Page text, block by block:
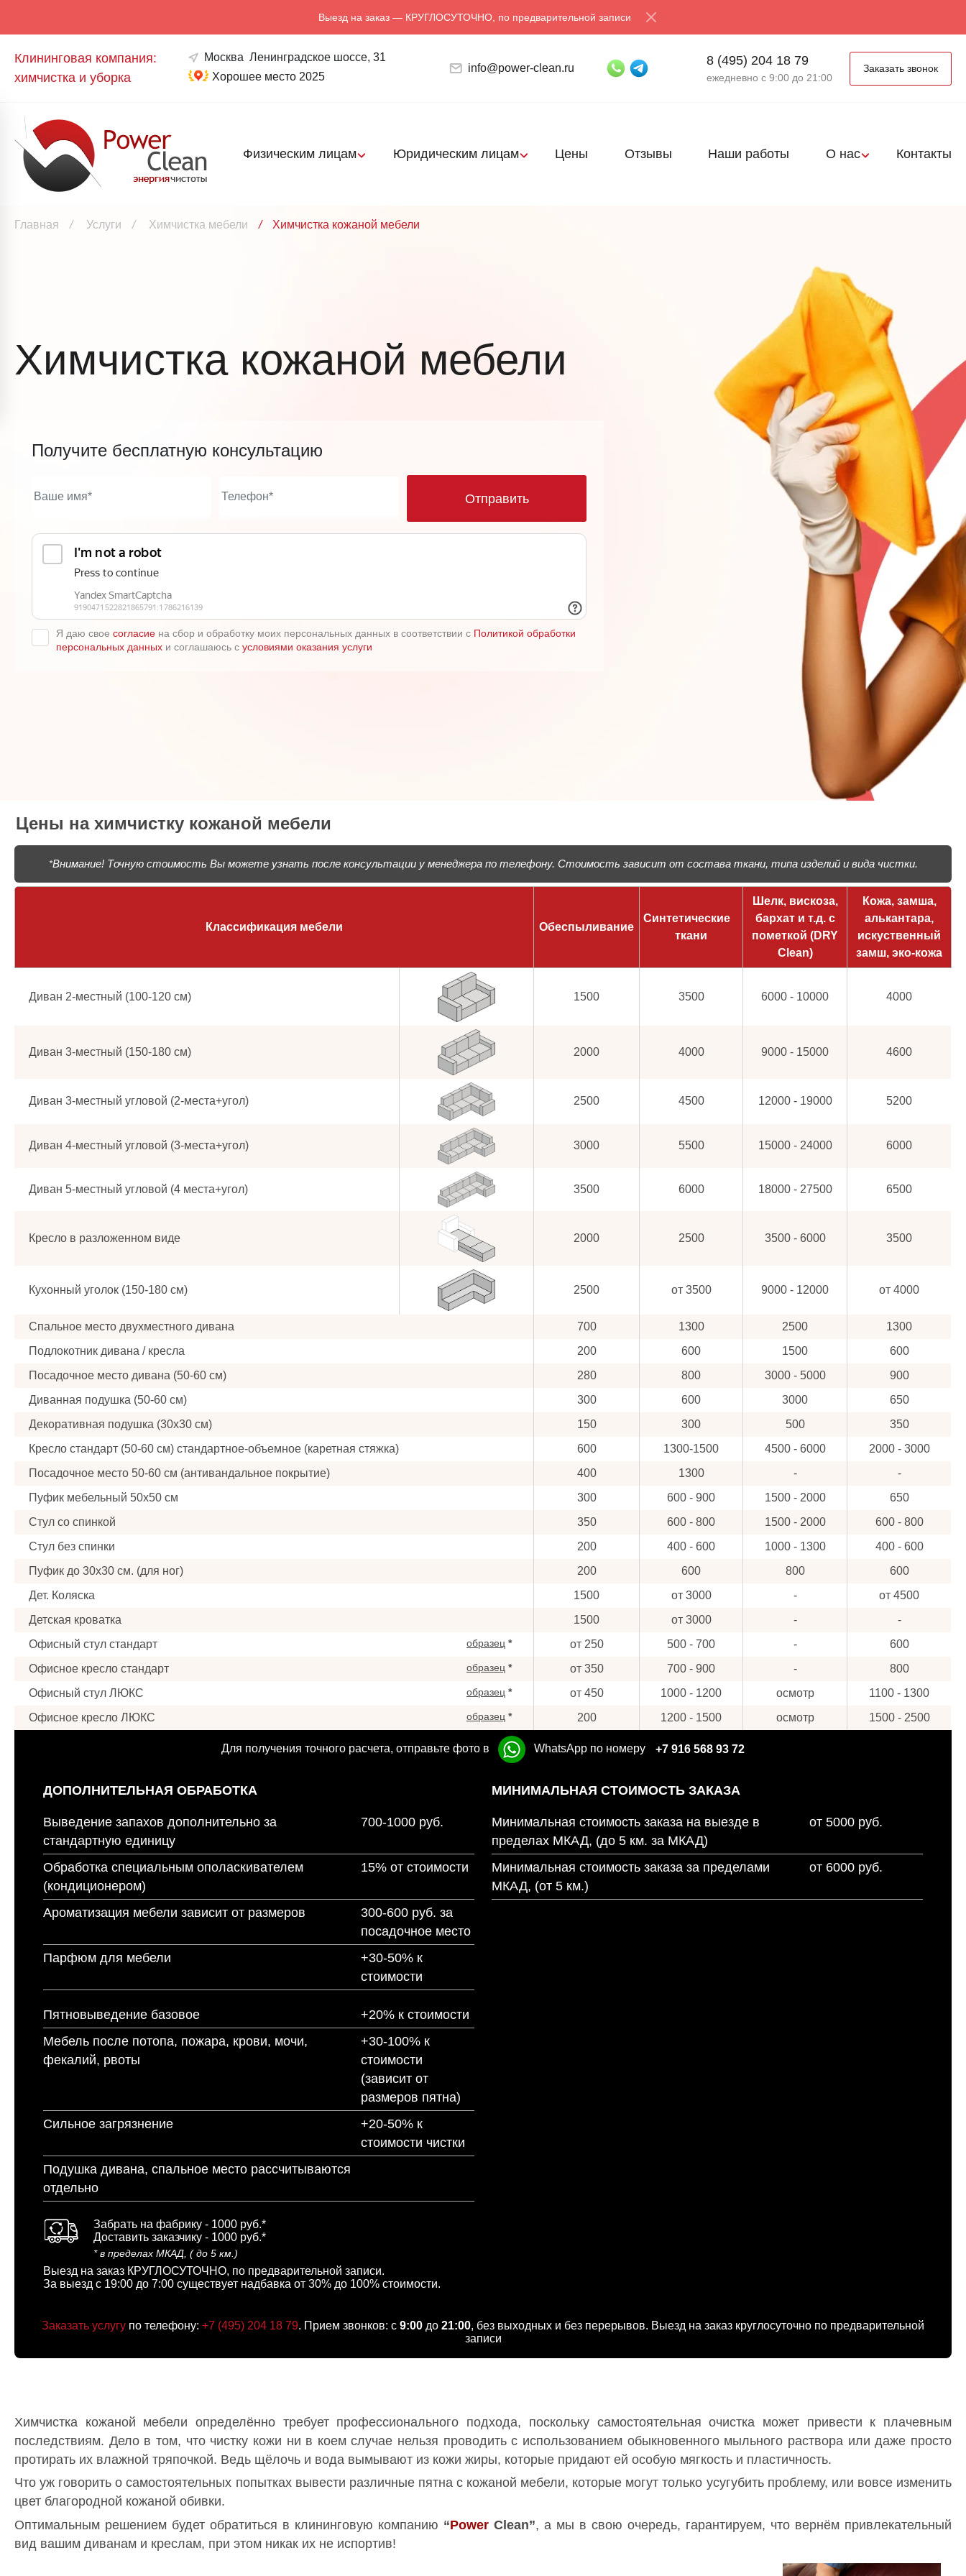
Выезд на заказ — КРУГЛОСУТОЧНО, по предварительной записи
Клининговая компания:
химчистка и уборка
Москва Ленинградское шоссе, 31
Хорошее место 2025
info@power-clean.ru
8 (495) 204 18 79
ежедневно с 9:00 до 21:00
Заказать звонок
Физическим лицам Юридическим лицам Цены Отзывы Наши работы О нас Контакты
Главная / Услуги / Химчистка мебели / Химчистка кожаной мебели
Химчистка кожаной мебели
Получите бесплатную консультацию
Отправить
Я даю свое согласие на сбор и обработку моих персональных данных в соответствии с Политикой обработки
персональных данных и соглашаюсь с условиями оказания услуги
Цены на химчистку кожаной мебели
*Внимание! Точную стоимость Вы можете узнать после консультации у менеджера по телефону. Стоимость зависит от состава ткани, типа изделий и вида чистки.
Классификация мебели Обеспыливание
Синтетические
ткани
Шелк, вискоза,
бархат и т.д. с
пометкой (DRY
Clean)
Кожа, замша,
алькантара,
искуственный
замш, эко-кожа
Диван 2-местный (100-120 см) 1500 3500 6000 - 10000 4000
Диван 3-местный (150-180 см) 2000 4000 9000 - 15000 4600
Диван 3-местный угловой (2-места+угол) 2500 4500 12000 - 19000 5200
Диван 4-местный угловой (3-места+угол) 3000 5500 15000 - 24000 6000
Диван 5-местный угловой (4 места+угол) 3500 6000 18000 - 27500 6500
Кресло в разложенном виде 2000 2500 3500 - 6000 3500
Кухонный уголок (150-180 см) 2500 от 3500 9000 - 12000 от 4000
Спальное место двухместного дивана 700 1300 2500
1300
Подлокотник дивана / кресла
200 600 1500
600
Посадочное место дивана (50-60 см)
280 800 3000 - 5000
900
Диванная подушка (50-60 см)
300 600 3000
650
Декоративная подушка (30x30 см)
150 300 500
350
Кресло стандарт (50-60 см) стандартное-объемное (каретная стяжка)
600 1300-1500 4500 - 6000
2000 - 3000
Посадочное место 50-60 см (антивандальное покрытие)
400 1300 -
-
Пуфик мебельный 50x50 см
300 600 - 900 1500 - 2000
650
Стул со спинкой
350 600 - 800 1500 - 2000
600 - 800
Стул без спинки
200 400 - 600 1000 - 1300
400 - 600
Пуфик до 30x30 см. (для ног)
200 600 800
600
Дет. Коляска
1500 от 3000 -
от 4500
Детская кроватка
1500 от 3000 -
-
Офисный стул стандарт
образец * от 250 500 - 700 -
600
Офисное кресло стандарт
образец * от 350 700 - 900 -
800
Офисный стул ЛЮКС
образец * от 450 1000 - 1200 осмотр
1100 - 1300
Офисное кресло ЛЮКС
образец * 200 1200 - 1500 осмотр 1500 - 2500
Для получения точного расчета, отправьте фото в WhatsApp по номеру +7 916 568 93 72
ДОПОЛНИТЕЛЬНАЯ ОБРАБОТКА
Выведение запахов дополнительно за
стандартную единицу
700-1000 руб.
Обработка специальным ополаскивателем
(кондиционером)
15% от стоимости
Ароматизация мебели зависит от размеров
300-600 руб. за
посадочное место
Парфюм для мебели
+30-50% к
стоимости
Пятновыведение базовое
+20% к стоимости
Мебель после потопа, пожара, крови, мочи,
фекалий, рвоты
+30-100% к
стоимости
(зависит от
размеров пятна)
Сильное загрязнение
+20-50% к
стоимости чистки
Подушка дивана, спальное место рассчитываются
отдельно
МИНИМАЛЬНАЯ СТОИМОСТЬ ЗАКАЗА
Минимальная стоимость заказа на выезде в
пределах МКАД, (до 5 км. за МКАД)
от 5000 руб.
Минимальная стоимость заказа за пределами
МКАД, (от 5 км.)
от 6000 руб.
Забрать на фабрику - 1000 руб.*
Доставить заказчику - 1000 руб.*
* в пределах МКАД, ( до 5 км.)
Выезд на заказ КРУГЛОСУТОЧНО, по предварительной записи.
За выезд с 19:00 до 7:00 существует надбавка от 30% до 100% стоимости.
Заказать услугу по телефону: +7 (495) 204 18 79. Прием звонков: с 9:00 до 21:00, без выходных и без перерывов. Выезд на заказ круглосуточно по предварительной
записи
Химчистка кожаной мебели определённо требует профессионального подхода, поскольку самостоятельная очистка может привести к плачевным
последствиям. Дело в том, что чистку кожи ни в коем случае нельзя проводить с использованием обыкновенного мыльного раствора или даже просто
протирать их влажной тряпочкой. Ведь щёлочь и вода вымывают из кожи жиры, которые придают ей особую мягкость и пластичность.
Что уж говорить о самостоятельных попытках вывести различные пятна с кожаной мебели, которые могут только усугубить проблему, или вовсе изменить
цвет благородной кожаной обивки.
Оптимальным решением будет обратиться в клининговую компанию “Power Clean”, а мы в свою очередь, гарантируем, что вернём привлекательный
вид вашим диванам и креслам, при этом никак их не испортив!